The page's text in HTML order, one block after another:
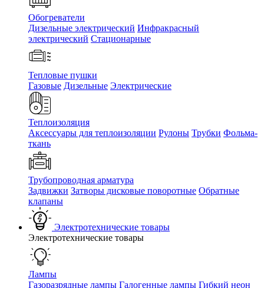
Обогреватели
Дизельные электрический Инфракрасный
электрический Стационарные
Тепловые пушки
Газовые Дизельные Электрические
Теплоизоляция
Аксессуары для теплоизоляции Рулоны Трубки Фольма-
ткань
Трубопроводная арматура
Задвижки Затворы дисковые поворотные Обратные
клапаны
Электротехнические товары
Электротехнические товары
Лампы
Газоразрядные лампы Галогенные лампы Гибкий неон